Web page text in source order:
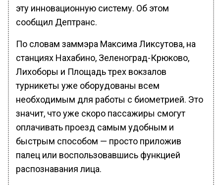
эту инновационную систему. Об этом
сообщил Дептранс.
По словам заммэра Максима Ликсутова, на
станциях Нахабино, Зеленоград-Крюково,
Лихоборы и Площадь трех вокзалов
турникеты уже оборудованы всем
необходимым для работы с биометрией. Это
значит, что уже скоро пассажиры смогут
оплачивать проезд самым удобным и
быстрым способом — просто приложив
палец или воспользовавшись функцией
распознавания лица.